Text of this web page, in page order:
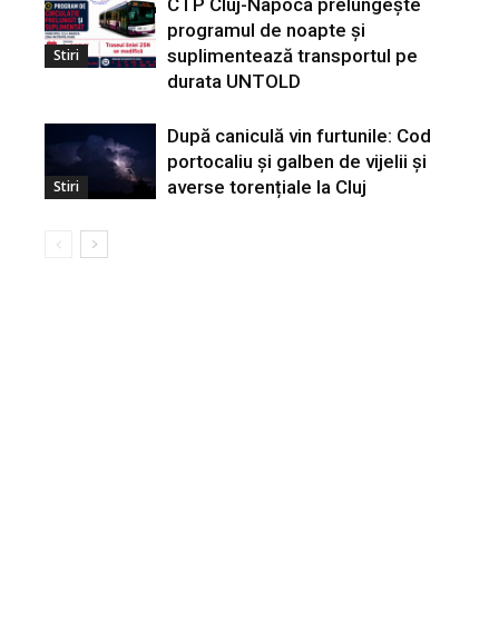
Stiri
programul de noapte și
suplimentează transportul pe
durata UNTOLD
Stiri
După caniculă vin furtunile: Cod
portocaliu și galben de vijelii și
averse torențiale la Cluj